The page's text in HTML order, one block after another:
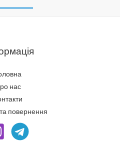
нас
повернення